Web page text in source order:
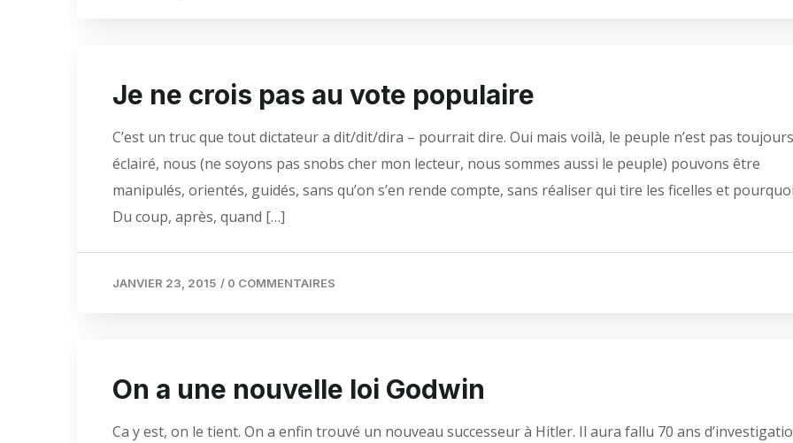
Je ne crois pas au vote populaire
C’est un truc que tout dictateur a dit/dit/dira – pourrait dire. Oui mais voilà, le peuple n’est pas toujours
éclairé, nous (ne soyons pas snobs cher mon lecteur, nous sommes aussi le peuple) pouvons être
manipulés, orientés, guidés, sans qu’on s’en rende compte, sans réaliser qui tire les ficelles et
Du coup, après, quand […]
JANVIER 23, 2015 / 0 COMMENTAIRES
On a une nouvelle loi Godwin
Ca y est, on le tient. On a enfin trouvé un nouveau successeur à Hitler. Il aura fallu 70 ans